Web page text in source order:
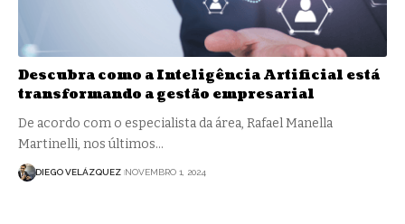
Descubra como a Inteligência Artificial está
transformando a gestão empresarial
De acordo com o especialista da área, Rafael Manella
Martinelli, nos últimos…
DIEGO VELÁZQUEZ NOVEMBRO 1, 2024